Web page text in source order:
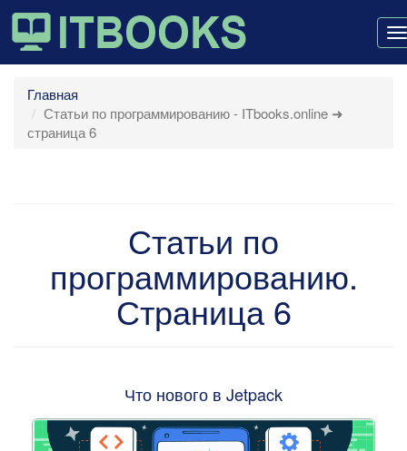
Главная
Статьи по программированию - ITbooks.online ➜
страница 6
Статьи по
программированию.
Страница 6
Что нового в Jetpack